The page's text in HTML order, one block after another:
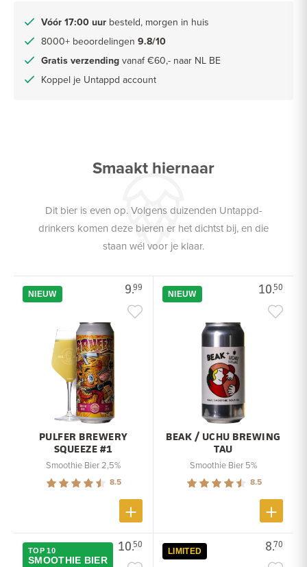
Vóór 17:00 uur besteld, morgen in huis
8000+ beoordelingen 9.8/10
Gratis verzending vanaf €60,- naar NL BE
Koppel je Untappd account
Smaakt hiernaar
Dit bier is even op. Volgens duizenden Untappd-
drinkers komen deze bieren er het dichtst bij, en die
staan wél voor je klaar.
9.99
NIEUW
PULFER BREWERY
SQUEEZE #1
Smoothie Bier 2,5%
8.5
10.50
NIEUW
BEAK / UCHU BREWING
TAU
Smoothie Bier 5%
8.5
10.50
TOP 10
SMOOTHIE BIER
8.70
LIMITED